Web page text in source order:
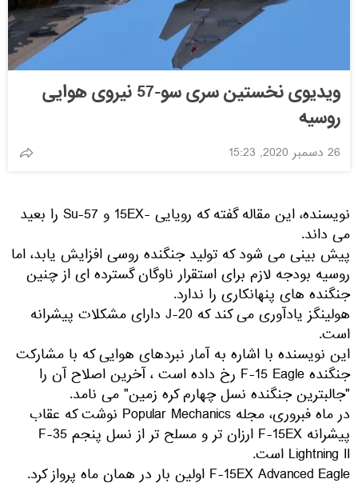
ویدیوی نخستین سری سو-57 نیروی هوایی
روسیه
26 دسمبر 2020, 15:23
نویسنده، این مقاله گفته که رویایی -15EX و Su-57 را بعید
می داند.
پیش بینی می شود که تولید جنگنده‌ روسی افزایش یابد، اما
روسیه بودجه لازم برای استقرار ناوگان گسترده ای از چنین
جنگنده های پنهانکاری را ندارد.
هولینگز یادآوری می کند که J-20 دارای مشکلات پیشرانه
است.
این نویسنده با اشاره به آمار نبردهای هوایی که با مشارکت
جنگنده F-15 Eagle رخ داده است ، آخرین اصلاح آن را
"جالبترین جنگنده نسل چهارم کره زمین" می نامد.
در ماه فبروری، مجله Popular Mechanics نوشت که عقاب
پیشرانه F-15EX ارزان تر و مسلح تر از نسل پنجم F-35
Lightning II است.
F-15EX Advanced Eagle اولین بار در همان ماه پرواز کرد.